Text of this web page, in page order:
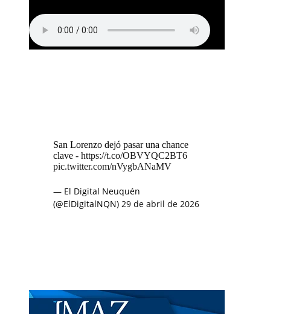
San Lorenzo dejó pasar una chance
clave - https://t.co/OBVYQC2BT6
pic.twitter.com/nVygbANaMV
— El Digital Neuquén
(@ElDigitalNQN) 29 de abril de 2026